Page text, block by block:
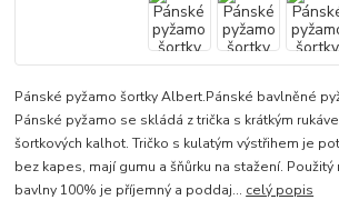
Pánské pyžamo šortky Albert.Pánské bavlněné
Pánské pyžamo se skládá z trička s krátkým
šortkových kalhot. Tričko s kulatým výstřihem je
bez kapes, mají gumu a šňůrku na stažení.
bavlny 100% je příjemný a poddaj... celý popis